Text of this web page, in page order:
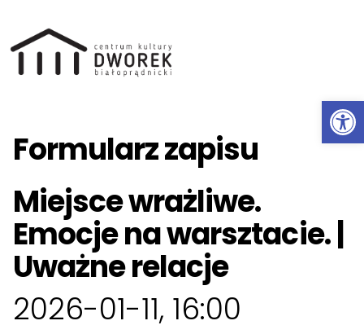
Formularz zapisu
Miejsce wrażliwe.
Emocje na warsztacie. |
Uważne relacje
2026-01-11, 16:00